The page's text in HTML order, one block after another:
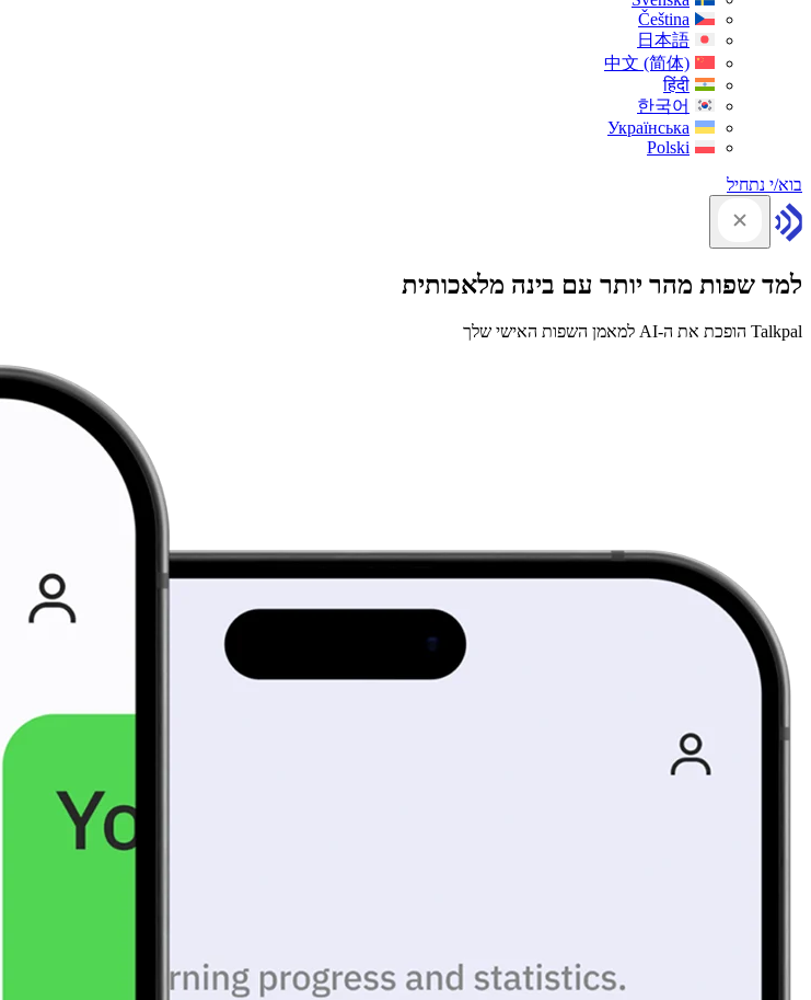
Čeština
日本語
中文 (简体)
हिंदी
한국어
Українська
Polski
בוא/י נתחיל
למד שפות מהר יותר עם בינה מלאכותית
Talkpal הופכת את ה-AI למאמן השפות האישי שלך